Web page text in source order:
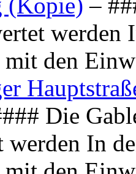
werden
mit den
Die
werden In